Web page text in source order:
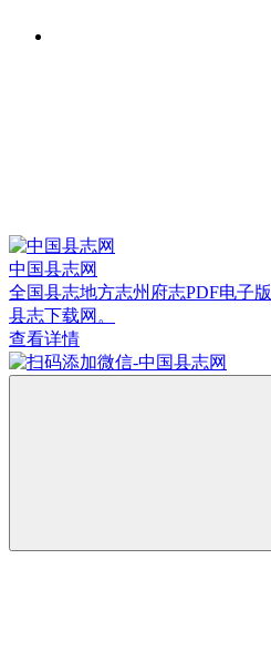
中国县志网
全国县志地方志州府志PDF电子版
县志下载网。
查看详情